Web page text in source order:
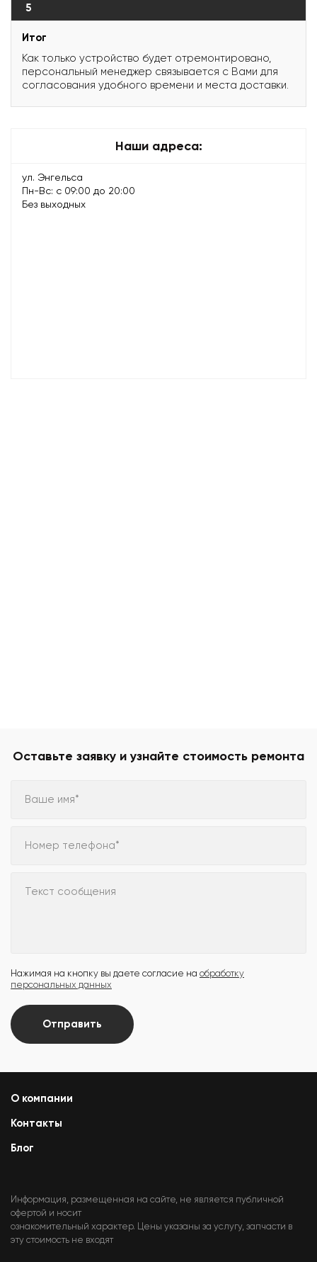
5
Итог
Как только устройство будет отремонтировано,
персональный менеджер связывается с Вами для
согласования удобного времени и места доставки.
Наши адреса:
ул. Энгельса
Пн-Вс: с 09:00 до 20:00
Без выходных
Оставьте заявку и узнайте стоимость ремонта
Ваше имя*
Номер телефона*
Текст сообщения
Нажимая на кнопку вы даете согласие на обработку
персональных данных
Отправить
О компании
Контакты
Блог
Информация, размещенная на сайте, не является публичной
офертой и носит
ознакомительный характер. Цены указаны за услугу, запчасти в
эту стоимость не входят